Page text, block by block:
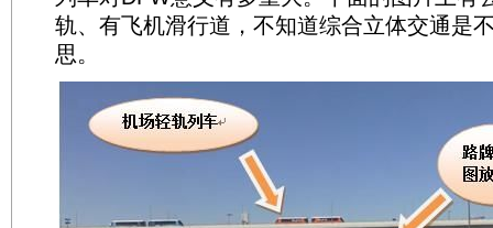
轨、有飞机滑行道，不知道综合立体交通是
思。